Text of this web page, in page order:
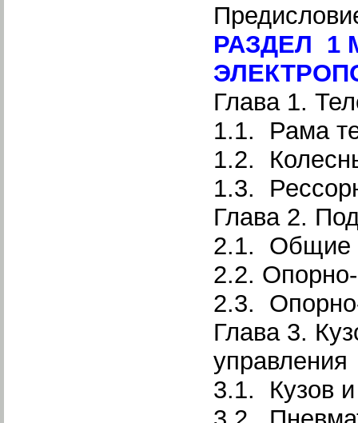
РАЗДЕЛ 1
Глава 1.
1.1. Рама
1.2.
1.3.
Глава 2.
2.1. Общие
2.2. Опорно-
2.3.
Глава 3.
управления
3.1. Кузов и